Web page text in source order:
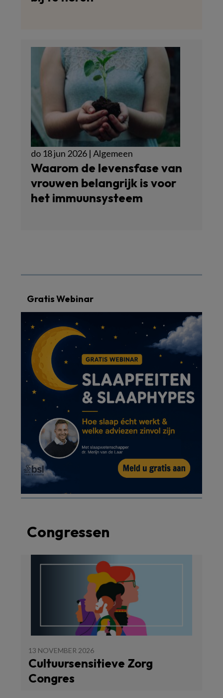
do 18 jun 2026 | Algemeen
Waarom de levensfase van
vrouwen belangrijk is voor
het immuunsysteem
Gratis Webinar
Congressen
13 NOVEMBER 2026
Cultuursensitieve Zorg
Congres